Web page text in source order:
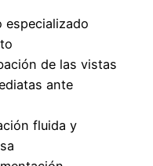
especializado
de las vistas
ante
fluida y